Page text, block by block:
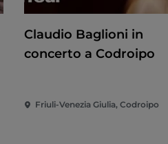
Claudio Baglioni in
concerto a Codroipo
Friuli-Venezia Giulia, Codroipo